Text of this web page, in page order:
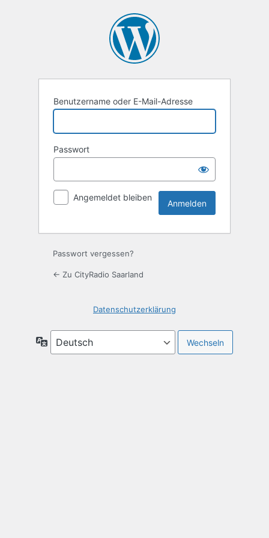
Benutzername oder E-Mail-Adresse
Passwort
Angemeldet bleiben
Passwort vergessen?
← Zu CityRadio Saarland
Datenschutzerklärung
Sprache